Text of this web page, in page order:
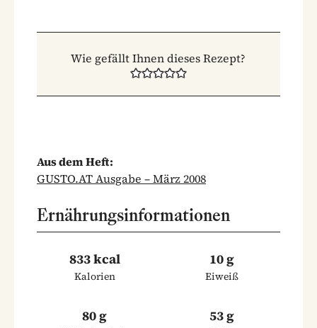
Wie gefällt Ihnen dieses Rezept?
Aus dem Heft:
GUSTO.AT Ausgabe – März 2008
Ernährungsinformationen
833 kcal
Kalorien
10 g
Eiweiß
80 g 53 g